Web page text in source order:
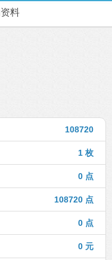
料
108720
1 枚
0 点
108720 点
0 点
0 元